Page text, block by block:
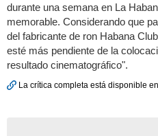
durante una semana en La
memorable. Considerando que
del fabricante de ron Habana
esté más pendiente de la
resultado cinematográfico".
La crítica completa está disponible en